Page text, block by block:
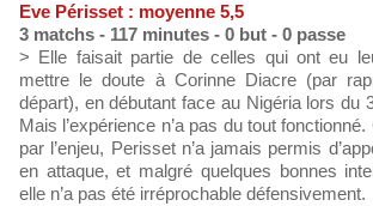
Eve Périsset : moyenne 5,5
3 matchs - 117 minutes - 0 but - 0 passe
> Elle faisait partie de celles qui ont eu
mettre le doute à Corinne Diacre (par
départ), en débutant face au Nigéria lors du
Mais l’expérience n’a pas du tout
par l’enjeu, Perisset n’a jamais permis
en attaque, et malgré quelques bonnes
elle n’a pas été irréprochable défensivement.